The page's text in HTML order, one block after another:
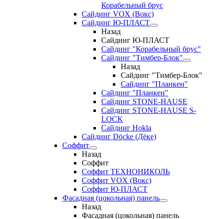
Корабельный брус
Сайдинг VOX (Вокс)
Сайдинг Ю-ПЛАСТ
Назад
Сайдинг Ю-ПЛАСТ
Сайдинг "Корабельный брус"
Сайдинг "Тимбер-Блок"
Назад
Сайдинг "Тимбер-Блок"
Сайдинг "Планкен"
Сайдинг "Планкен"
Сайдинг STONE-HAUSE
Сайдинг STONE-HAUSE S-
LOCK
Сайдинг Hokla
Сайдинг Döcke (Дёке)
Соффит
Назад
Соффит
Соффит ТЕХНОНИКОЛЬ
Соффит VOX (Вокс)
Соффит Ю-ПЛАСТ
Фасадная (цокольная) панель
Назад
Фасадная (цокольная) панель